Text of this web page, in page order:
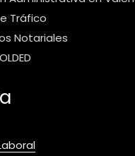
Tráfico
Notariales